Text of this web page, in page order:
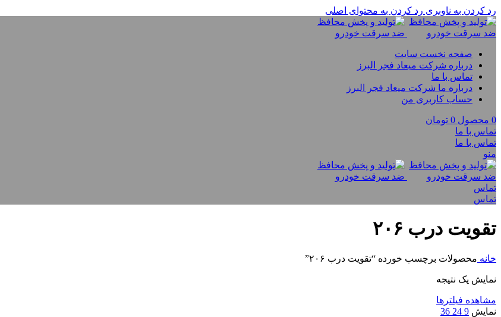
رد کردن به ناوبری رد کردن به محتوای اصلی
صفحه نخست سایت
درباره شرکت میعاد فجر البرز
تماس با ما
درباره ما شرکت میعاد فجر البرز
حساب کاربری من
0 محصول 0 تومان
تماس با ما
تماس با ما
منو
تماس
تماس
تقویت درب ۲۰۶
خانه محصولات برچسب خورده “تقویت درب ۲۰۶”
نمایش یک نتیجه
مشاهده فیلترها
نمایش 9
24
36